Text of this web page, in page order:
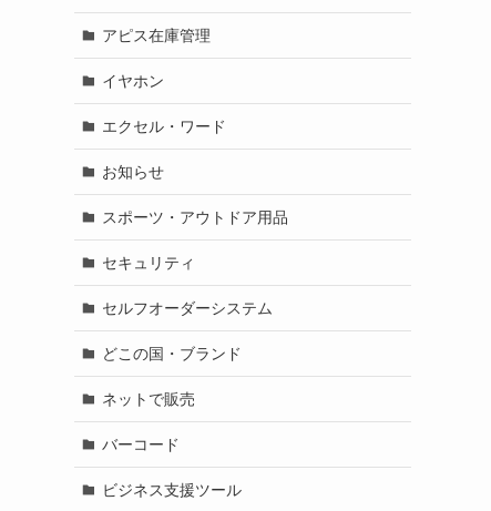
アピス在庫管理
イヤホン
エクセル・ワード
お知らせ
スポーツ・アウトドア用品
セキュリティ
セルフオーダーシステム
どこの国・ブランド
ネットで販売
バーコード
ビジネス支援ツール